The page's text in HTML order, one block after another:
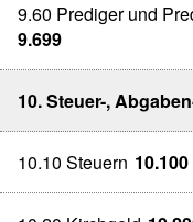
9.60 Prediger und
9.699
10. Steuer-,
10.10 Steuern